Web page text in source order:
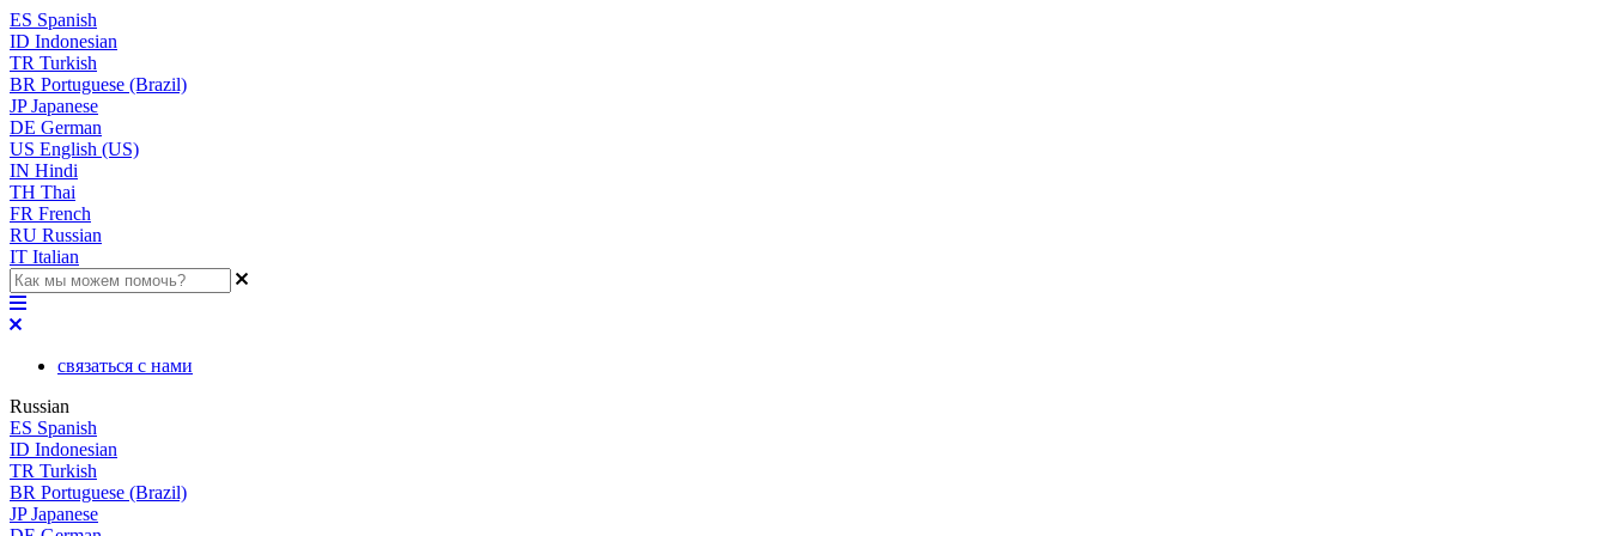
ES Spanish
ID Indonesian
TR Turkish
BR Portuguese (Brazil)
JP Japanese
DE German
US English (US)
IN Hindi
TH Thai
FR French
RU Russian
IT Italian
связаться с нами
Russian
ES Spanish
ID Indonesian
TR Turkish
BR Portuguese (Brazil)
JP Japanese